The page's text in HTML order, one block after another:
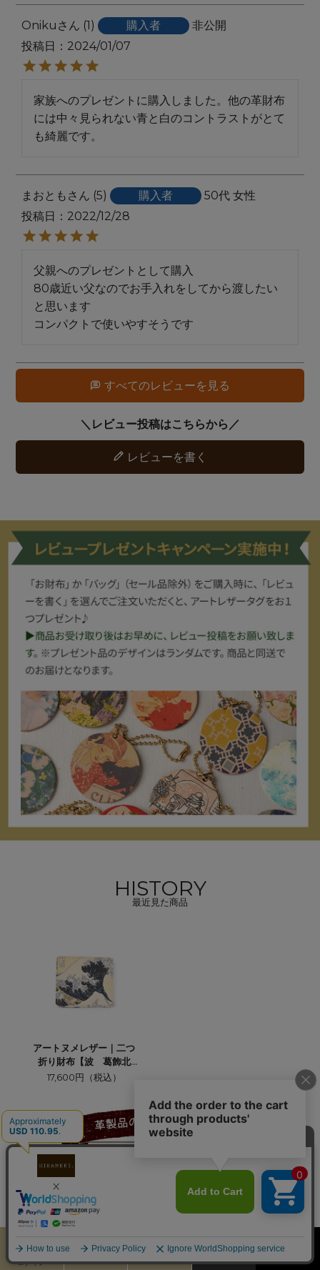
Oniku 1 購入者
非公開
投稿日
2024/01/07
家族へのプレゼントに購入しました。他の革財布
には中々見られない青と白のコントラストがとて
も綺麗です。
まおとも 5 購入者 50代 女性
投稿日
2022/12/28
父親へのプレゼントとして購入
80歳近い父なのでお手入れをしてから渡したい
と思います
コンパクトで使いやすそうです
すべてのレビューを見る
レビューを書く
HISTORY
最近見た商品
アートヌメレザー｜二つ
折り財布【波 葛飾北
斎】
17,600円（税込）
ログイン